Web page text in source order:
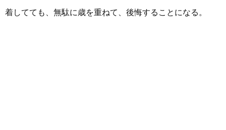
着してても、無駄に歳を重ねて、後悔することになる。